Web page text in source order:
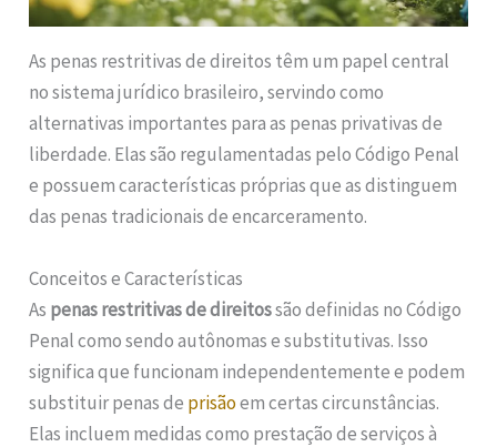
As penas restritivas de direitos têm um papel central
no sistema jurídico brasileiro, servindo como
alternativas importantes para as penas privativas de
liberdade. Elas são regulamentadas pelo Código Penal
e possuem características próprias que as distinguem
das penas tradicionais de encarceramento.
Conceitos e Características
As penas restritivas de direitossão definidas no Código
Penal como sendo autônomas e substitutivas. Isso
significa que funcionam independentemente e podem
substituir penas de prisãoem certas circunstâncias.
Elas incluem medidas como prestação de serviços à